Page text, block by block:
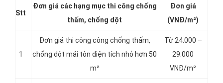
Stt
Đơn giá các hạng mục thi công chống
thấm, chống dột
Đơn giá
(VNĐ/m²)
1
Đơn giá thi công công chống thấm,
chống dột mái tôn diện tích nhỏ hơn 50
m²
Từ 24.000 –
29.000
VNĐ/m²